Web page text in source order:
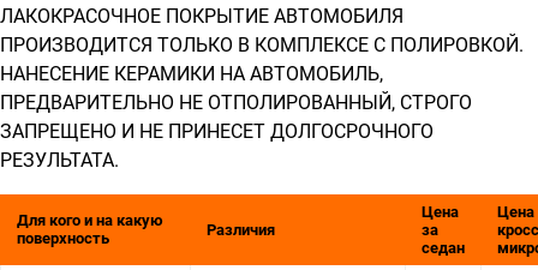
ЛАКОКРАСОЧНОЕ ПОКРЫТИЕ АВТОМОБИЛЯ
ПРОИЗВОДИТСЯ ТОЛЬКО В КОМПЛЕКСЕ С ПОЛИРОВКОЙ.
НАНЕСЕНИЕ КЕРАМИКИ НА АВТОМОБИЛЬ,
ПРЕДВАРИТЕЛЬНО НЕ ОТПОЛИРОВАННЫЙ, СТРОГО
ЗАПРЕЩЕНО И НЕ ПРИНЕСЕТ ДОЛГОСРОЧНОГО
РЕЗУЛЬТАТА.
Для кого и на какую
поверхность
Различия
Цена
за
седан
Цена